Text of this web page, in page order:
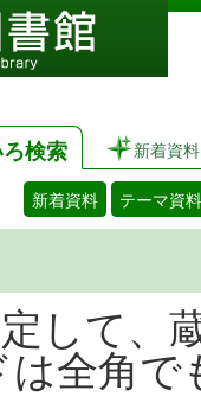
検索 新着資料
新着資料 テーマ資料
して、
全角